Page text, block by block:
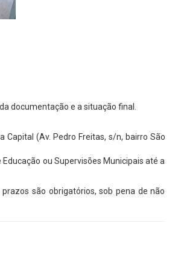
documentação e a situação final.
Capital (Av. Pedro Freitas, s/n, bairro São
ou Supervisões Municipais até a
são obrigatórios, sob pena de não